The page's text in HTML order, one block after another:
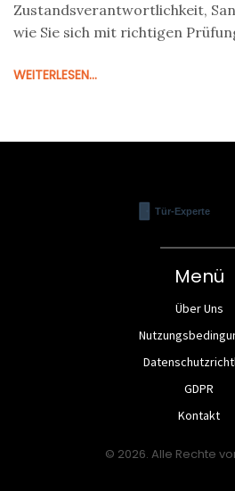
Zustandsverantwortlichkeit,
wie Sie sich mit richtigen
WEITERLESEN...
Menü
Über Uns
GDPR
Kontakt
© 2026. Alle Rechte